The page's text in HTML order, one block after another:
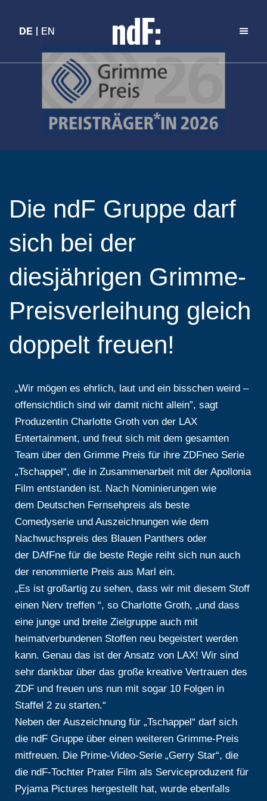
DE EN
DE EN
Die ndF Gruppe darf
sich bei der
diesjährigen Grimme-
Preisverleihung gleich
doppelt freuen!
„Wir mögen es ehrlich, laut und ein bisschen weird –
offensichtlich sind wir damit nicht allein”, sagt
Produzentin Charlotte Groth von der LAX
Entertainment, und freut sich mit dem gesamten
Team über den Grimme Preis für ihre ZDFneo Serie
„Tschappel“, die in Zusammenarbeit mit der Apollonia
Film entstanden ist. Nach Nominierungen wie
dem Deutschen Fernsehpreis als beste
Comedyserie und Auszeichnungen wie dem
Nachwuchspreis des Blauen Panthers oder
der DAfFne für die beste Regie reiht sich nun auch
der renommierte Preis aus Marl ein.
„Es ist großartig zu sehen, dass wir mit diesem Stoff
einen Nerv treffen “, so Charlotte Groth, „und dass
eine junge und breite Zielgruppe auch mit
heimatverbundenen Stoffen neu begeistert werden
kann. Genau das ist der Ansatz von LAX! Wir sind
sehr dankbar über das große kreative Vertrauen des
ZDF und freuen uns nun mit sogar 10 Folgen in
Staffel 2 zu starten.“
Neben der Auszeichnung für „Tschappel“ darf sich
die ndF Gruppe über einen weiteren Grimme-Preis
mitfreuen. Die Prime-Video-Serie „Gerry Star“, die
die ndF-Tochter Prater Film als Serviceproduzent für
Pyjama Pictures hergestellt hat, wurde ebenfalls